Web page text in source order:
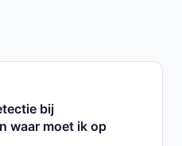
bij
waar moet ik op